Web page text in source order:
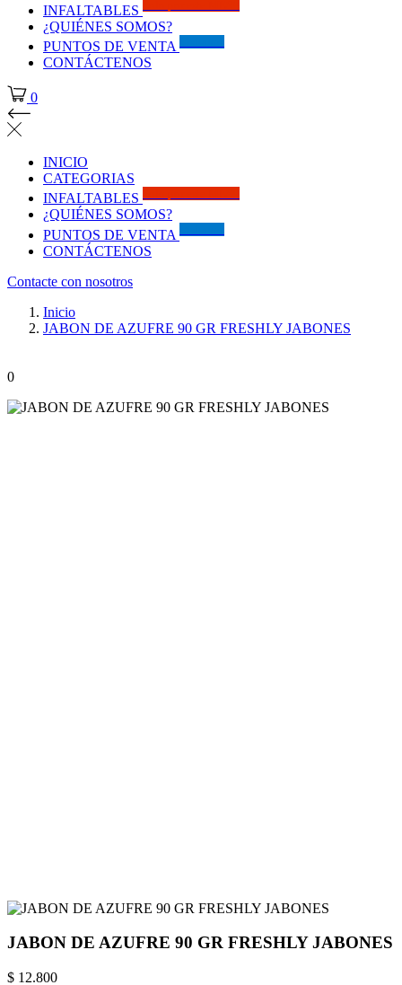
INFALTABLES
¿QUIÉNES SOMOS?
PUNTOS DE VENTA
CONTÁCTENOS
0
INICIO
CATEGORIAS
INFALTABLES
¿QUIÉNES SOMOS?
PUNTOS DE VENTA
CONTÁCTENOS
Contacte con nosotros
Inicio
JABON DE AZUFRE 90 GR FRESHLY JABONES
0
JABON DE AZUFRE 90 GR FRESHLY JABONES
$ 12.800